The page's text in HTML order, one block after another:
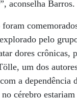
aconselha Barros.
pelo
dores crônicas,
um dos
a
cérebro